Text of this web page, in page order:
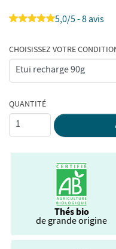
5,0/5 - 8 avis
CHOISISSEZ VOTRE
QUANTITÉ
Thés bio
de grande origine